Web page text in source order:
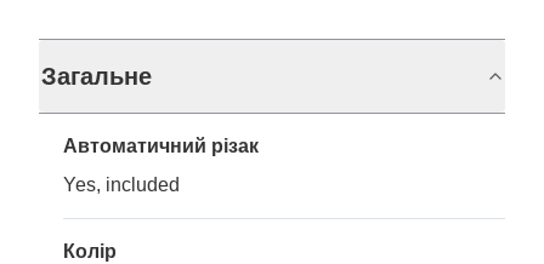
Загальне
Автоматичний різак
Yes, included
Колір